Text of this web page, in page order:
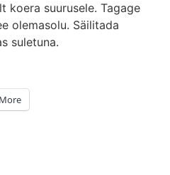
koera suurusele. Tagage
olemasolu. Säilitada
suletuna.
More